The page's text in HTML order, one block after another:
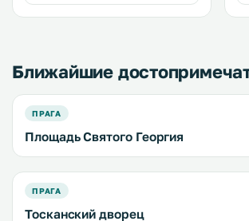
Апартаменты расположены на 1
Ближайшие
ПРАГА
Площадь Святого Георгия
ПРАГА
Тосканский дворец